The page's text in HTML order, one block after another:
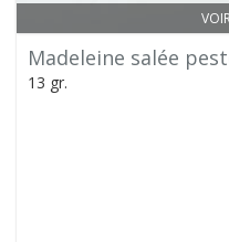
Madeleine salée
13 gr.